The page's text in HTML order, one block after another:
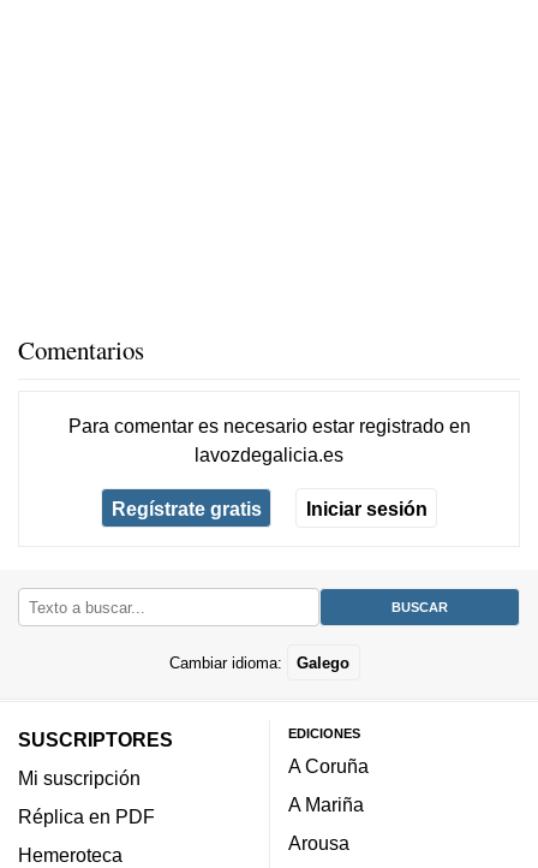
Comentarios
Para comentar es necesario estar registradoen
lavozdegalicia.es
Regístrate gratis Iniciar sesión
Cambiar idioma: Galego
SUSCRIPTORES
Mi suscripción
Réplica en PDF
Hemeroteca
EDICIONES
A Coruña
A Mariña
Arousa